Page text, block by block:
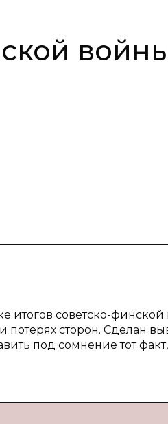
советско-финской
сторон. Сделан
под сомнение тот